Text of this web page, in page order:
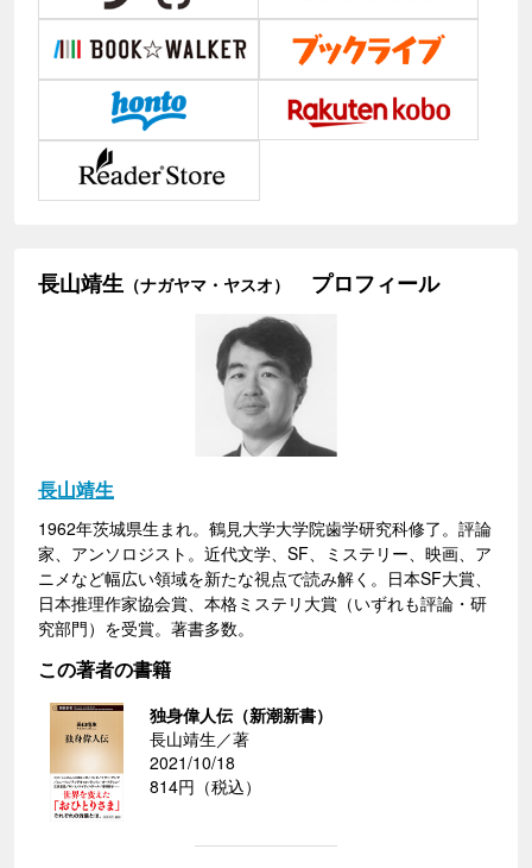
長山靖生 （ナガヤマ・ヤスオ） プロフィール
長山靖生
1962年茨城県生まれ。鶴見大学大学院歯学研究科修了。評論
家、アンソロジスト。近代文学、SF、ミステリー、映画、ア
ニメなど幅広い領域を新たな視点で読み解く。日本SF大賞、
日本推理作家協会賞、本格ミステリ大賞（いずれも評論・研
究部門）を受賞。著書多数。
この著者の書籍
独身偉人伝（新潮新書）
長山靖生／著
2021/10/18
814円（税込）